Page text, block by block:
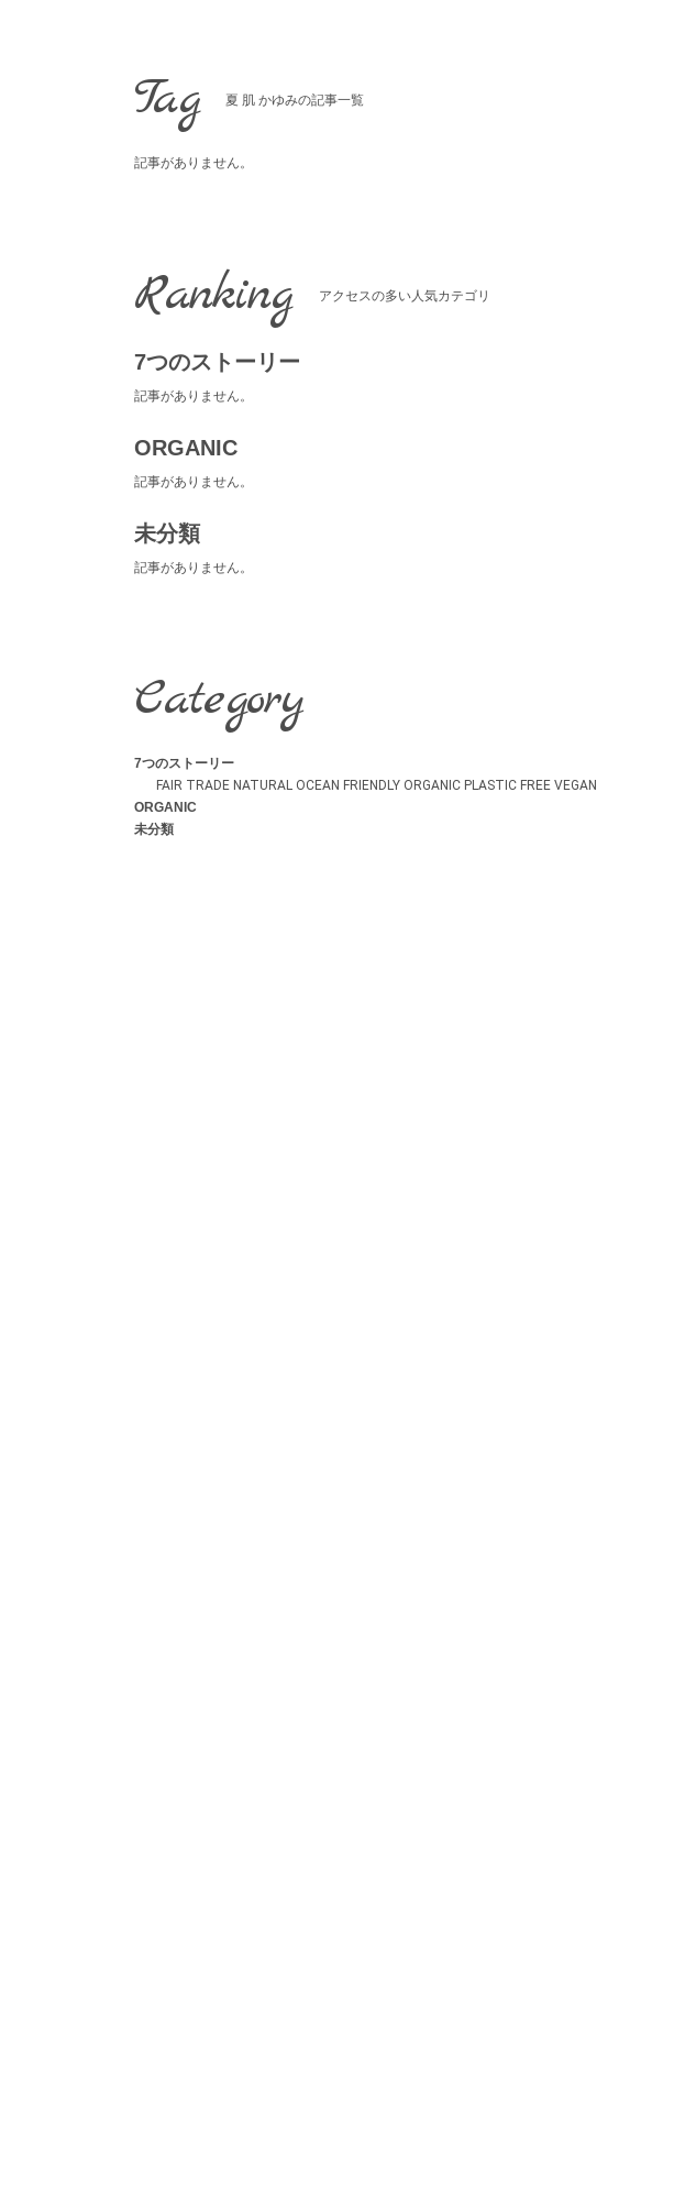
Tag 夏 肌 かゆみの記事一覧
記事がありません。
Ranking アクセスの多い人気カテゴリ
7つのストーリー
記事がありません。
ORGANIC
記事がありません。
未分類
記事がありません。
Category
7つのストーリー
FAIR TRADE NATURAL OCEAN FRIENDLY ORGANIC PLASTIC FREE VEGAN
ORGANIC
未分類